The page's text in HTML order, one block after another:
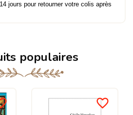
jours pour retourner votre colis après
populaires
favorite_border